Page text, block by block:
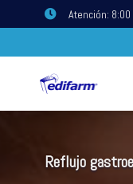
 Atención:
Reflujo